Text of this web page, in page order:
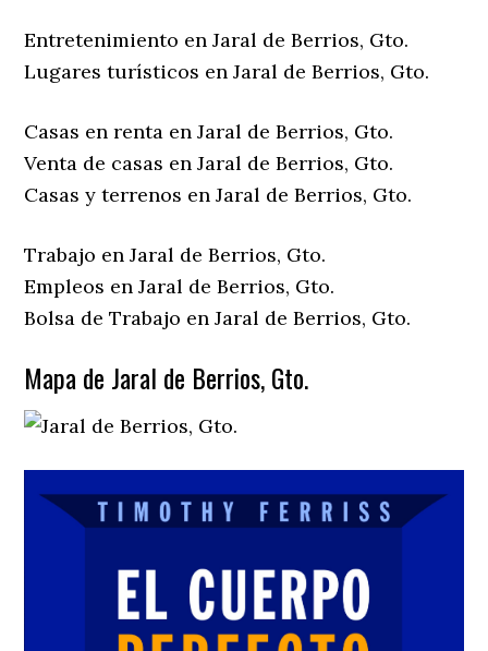
Entretenimiento en Jaral de Berrios, Gto.
Lugares turísticos en Jaral de Berrios, Gto.
Casas en renta en Jaral de Berrios, Gto.
Venta de casas en Jaral de Berrios, Gto.
Casas y terrenos en Jaral de Berrios, Gto.
Trabajo en Jaral de Berrios, Gto.
Empleos en Jaral de Berrios, Gto.
Bolsa de Trabajo en Jaral de Berrios, Gto.
Mapa de Jaral de Berrios, Gto.